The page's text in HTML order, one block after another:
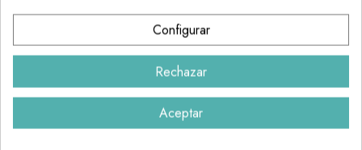
Set Punch Needle KnitPro Vibrant-
AGOTADO TEMPORALMENTE
29,95 €
Configurar
Rechazar
Aceptar